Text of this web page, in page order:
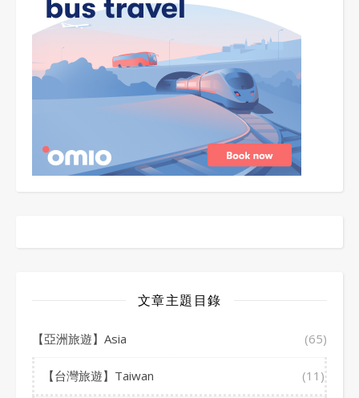
文章主題目錄
【亞洲旅遊】Asia (65)
【台灣旅遊】Taiwan (11)